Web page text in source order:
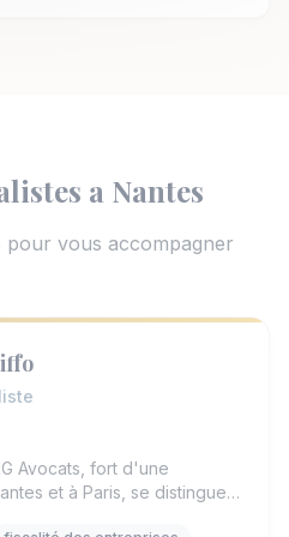
a Nantes
pour vous accompagner
Avocats, fort d'une
et à Paris, se distingue